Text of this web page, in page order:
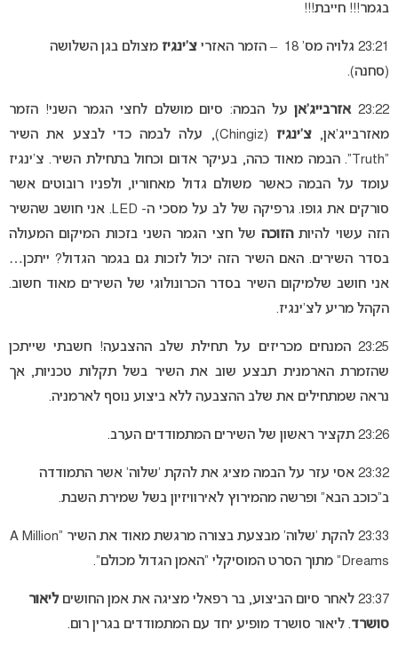
בגמר!!! חייבת!!!
23:21 גלויה מס’ 18 – הזמר האזרי צ’ינגיז מצולם בגן השלושה
(סחנה).
23:22 אזרבייג’אןעל הבמה: סיום מושלם לחצי הגמר השני! הזמר
מאזרבייג’אן,צ’ינגיז
(Chingiz), עלה לבמה כדי לבצע את השיר
“Truth”. הבמה מאוד כהה, בעיקר אדום וכחול בתחילת השיר. צ’ינגיז
עומד על הבמה כאשר משולם גדול מאחוריו, ולפניו רובוטים אשר
סורקים את גופו. גרפיקה של לב על מסכי ה- LED. אני חושב שהשיר
הזה עשוי להיותהזוכהשל חצי הגמר השני בזכות המיקום המעולה
בסדר השירים. האם השיר הזה יכול לזכות גם בגמר הגדול? ייתכן…
אני חושב שלמיקום השיר בסדר הכרונולוגי של השירים מאוד חשוב.
הקהל מריע לצ’ינגיז.
23:25 המנחים מכריזים על תחילת שלב ההצבעה! חשבתי שייתכן
שהזמרת הארמנית תבצע שוב את השיר בשל תקלות טכניות, אך
נראה שמתחילים את שלב ההצבעה ללא ביצוע נוסף לארמניה.
23:26 תקציר ראשון של השירים המתמודדים הערב.
23:32 אסי עזר על הבמה מציג את להקת ‘שלוה’ אשר התמודדה
ב”כוכב הבא” ופרשה מהמירוץ לאירוויזיון בשל שמירת השבת.
23:33 להקת ‘שלוה’ מבצעת בצורה מרגשת מאוד את השיר “A Million
Dreams” מתוך הסרט המוסיקלי “האמן הגדול מכולם”.
23:37 לאחר סיום הביצוע, בר רפאלי מציגה את אמן החושים
ליאור
סושרד. ליאור סושרד מופיע יחד עם המתמודדים בגרין רום.